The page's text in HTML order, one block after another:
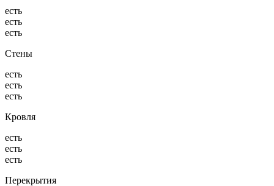
есть
есть
есть
Стены
есть
есть
есть
Кровля
есть
есть
есть
Перекрытия